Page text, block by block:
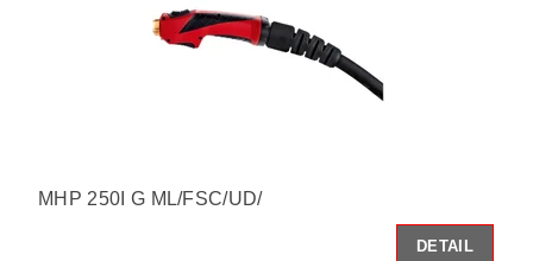
MHP 250I G ML/FSC/UD/
DETAIL